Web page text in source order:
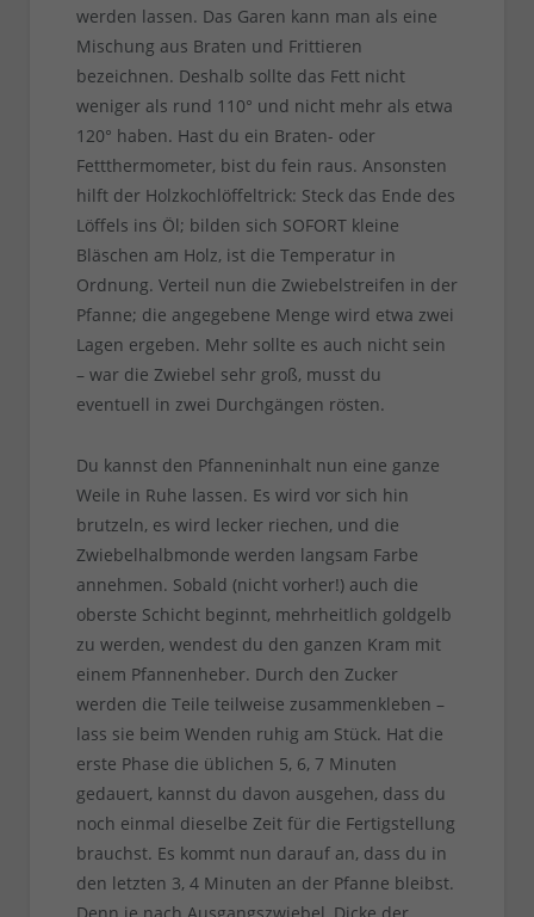
werden lassen. Das Garen kann man als eine
Mischung aus Braten und Frittieren
bezeichnen. Deshalb sollte das Fett nicht
weniger als rund 110° und nicht mehr als etwa
120° haben. Hast du ein Braten- oder
Fettthermometer, bist du fein raus. Ansonsten
hilft der Holzkochlöffeltrick: Steck das Ende des
Löffels ins Öl; bilden sich SOFORT kleine
Bläschen am Holz, ist die Temperatur in
Ordnung. Verteil nun die Zwiebelstreifen in der
Pfanne; die angegebene Menge wird etwa zwei
Lagen ergeben. Mehr sollte es auch nicht sein
– war die Zwiebel sehr groß, musst du
eventuell in zwei Durchgängen rösten.
Du kannst den Pfanneninhalt nun eine ganze
Weile in Ruhe lassen. Es wird vor sich hin
brutzeln, es wird lecker riechen, und die
Zwiebelhalbmonde werden langsam Farbe
annehmen. Sobald (nicht vorher!) auch die
oberste Schicht beginnt, mehrheitlich goldgelb
zu werden, wendest du den ganzen Kram mit
einem Pfannenheber. Durch den Zucker
werden die Teile teilweise zusammenkleben –
lass sie beim Wenden ruhig am Stück. Hat die
erste Phase die üblichen 5, 6, 7 Minuten
gedauert, kannst du davon ausgehen, dass du
noch einmal dieselbe Zeit für die Fertigstellung
brauchst. Es kommt nun darauf an, dass du in
den letzten 3, 4 Minuten an der Pfanne bleibst.